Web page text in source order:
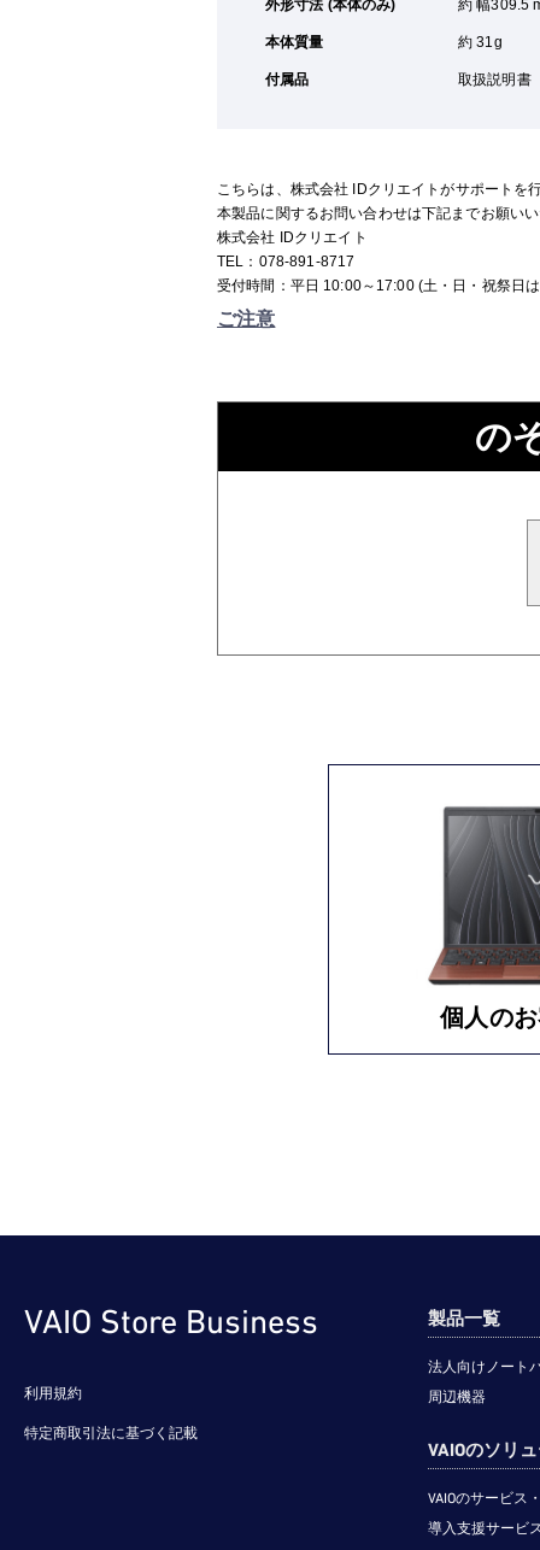
外形寸法 (本体のみ) 約 幅309.5
本体質量 約 31g
付属品 取扱説明書
こちらは、株式会社 IDクリエイトがサポートを
本製品に関するお問い合わせは下記までお願い
株式会社 IDクリエイト
TEL：078-891-8717
受付時間：平日 10:00～17:00 (土・日・祝祭日
ご注意
の
個人の
VAIO Store Business
利用規約
特定商取引法に基づく記載
製品一覧
法人向けノート
周辺機器
VAIOのソリ
VAIOのサービス
導入支援サービ